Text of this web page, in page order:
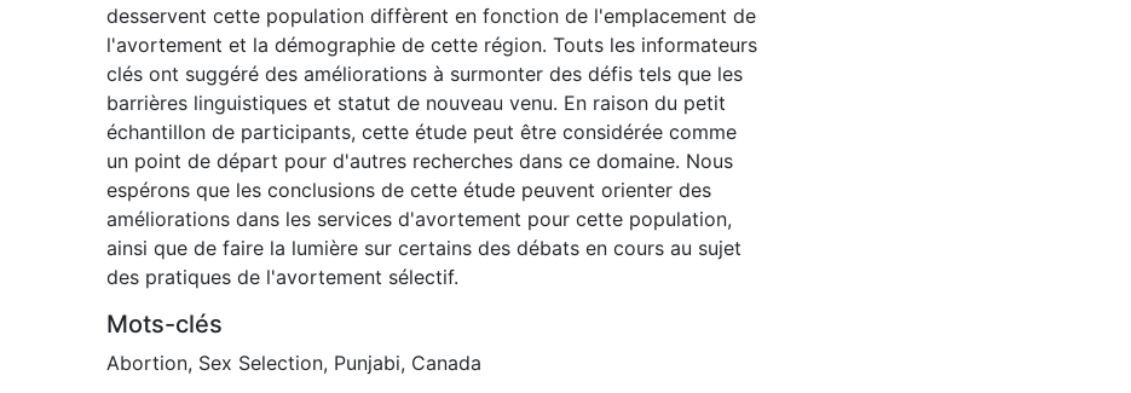
desservent cette population diffèrent en fonction de l'emplacement de
l'avortement et la démographie de cette région. Touts les informateurs
clés ont suggéré des améliorations à surmonter des défis tels que les
barrières linguistiques et statut de nouveau venu. En raison du petit
échantillon de participants, cette étude peut être considérée comme
un point de départ pour d'autres recherches dans ce domaine. Nous
espérons que les conclusions de cette étude peuvent orienter des
améliorations dans les services d'avortement pour cette population,
ainsi que de faire la lumière sur certains des débats en cours au sujet
des pratiques de l'avortement sélectif.
Mots-clés
Abortion, Sex Selection, Punjabi, Canada